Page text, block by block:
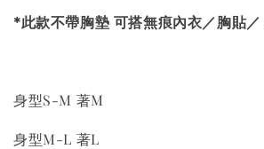
*此款不帶胸墊 可搭無痕內衣／胸貼
身型S-M 著M
身型M-L 著L